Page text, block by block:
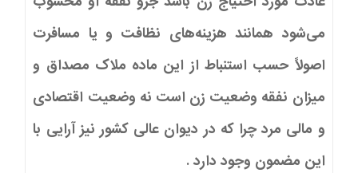
می‌شود همانند هزینه‌های نظافت و یا مسافرت
اصولاً حسب استنباط از این ماده ملاک مصداق و
میزان نفقه وضعیت زن است نه وضعیت اقتصادی
و مالی مرد چرا که در دیوان عالی کشور نیز آرایی با
این مضمون وجود دارد .